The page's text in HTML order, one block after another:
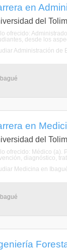
en
del
ofrecido:
desde los
Administración de
en
del
ofrecido: Médico (a).
diagnóstico,
Medicina en